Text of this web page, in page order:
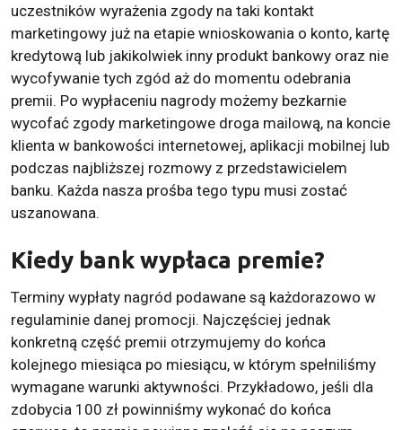
uczestników wyrażenia zgody na taki kontakt
marketingowy już na etapie wnioskowania o konto, kartę
kredytową lub jakikolwiek inny produkt bankowy oraz nie
wycofywanie tych zgód aż do momentu odebrania
premii. Po wypłaceniu nagrody możemy bezkarnie
wycofać zgody marketingowe droga mailową, na koncie
klienta w bankowości internetowej, aplikacji mobilnej lub
podczas najbliższej rozmowy z przedstawicielem
banku. Każda nasza prośba tego typu musi zostać
uszanowana.
Kiedy bank wypłaca premie?
Terminy wypłaty nagród podawane są każdorazowo w
regulaminie danej promocji. Najczęściej jednak
konkretną część premii otrzymujemy do końca
kolejnego miesiąca po miesiącu, w którym spełniliśmy
wymagane warunki aktywności. Przykładowo, jeśli dla
zdobycia 100 zł powinniśmy wykonać do końca